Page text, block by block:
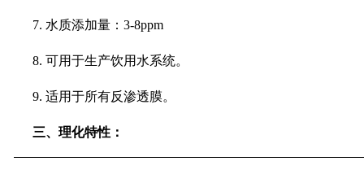
7. 水质添加量：3-8ppm
8. 可用于生产饮用水系统。
9. 适用于所有反渗透膜。
三、理化特性：